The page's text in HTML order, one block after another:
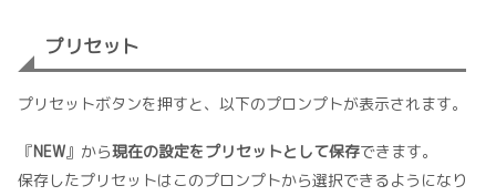
プリセット
プリセットボタンを押すと、以下のプロンプトが表示されます。
『NEW 』から現在の設定をプリセットとして保存できます。
保存したプリセットはこのプロンプトから選択できるようになり